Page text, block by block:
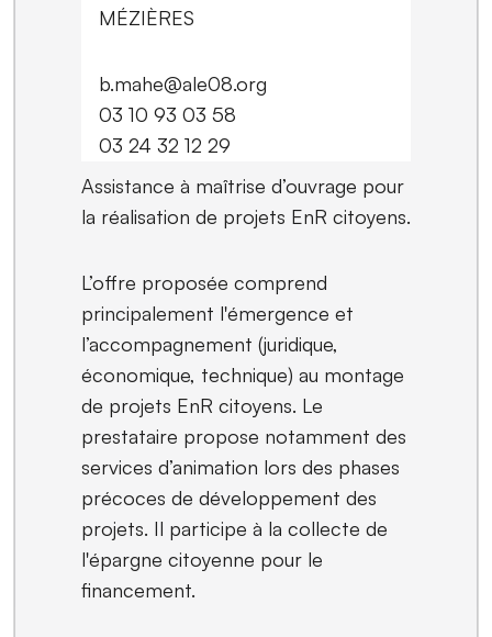
MÉZIÈRES
b.mahe@ale08.org
03 10 93 03 58
03 24 32 12 29
Assistance à maîtrise d’ouvrage pour
la réalisation de projets EnR citoyens.
L’offre proposée comprend
principalement l'émergence et
l’accompagnement (juridique,
économique, technique) au montage
de projets EnR citoyens. Le
prestataire propose notamment des
services d’animation lors des phases
précoces de développement des
projets. Il participe à la collecte de
l'épargne citoyenne pour le
financement.